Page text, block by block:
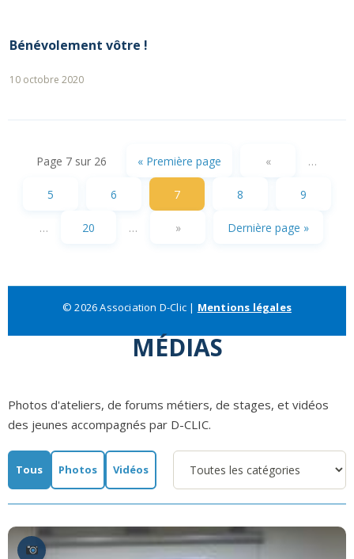
Bénévolement vôtre !
10 octobre 2020
Page 7 sur 26 « Première page « …
5 6 7 8 9
… 20 … » Dernière page »
© 2026 Association D-Clic | Mentions légales
MÉDIAS
Photos d'ateliers, de forums métiers, de stages, et vidéos
des jeunes accompagnés par D-CLIC.
Tous Photos Vidéos